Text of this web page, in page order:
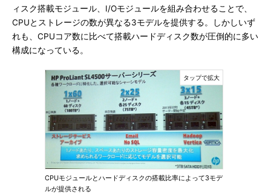
ィスク搭載モジュール、I/Oモジュールを組み合わせることで、
CPUとストレージの数が異なる3モデルを提供する。しかしいず
れも、CPUコア数に比べて搭載ハードディスク数が圧倒的に多い
構成になっている。
CPUモジュールとハードディスクの搭載比率によって3モデ
ルが提供される